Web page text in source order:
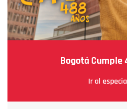
Bogotá Cumple
Ir al